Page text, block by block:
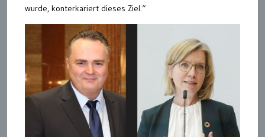
wurde, konterkariert dieses Ziel.“